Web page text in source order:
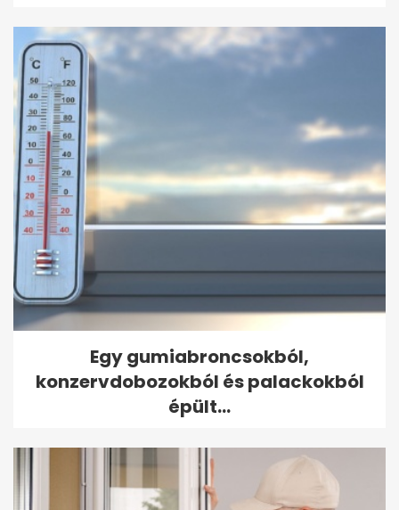
Egy gumiabroncsokból,
konzervdobozokból és palackokból
épült...